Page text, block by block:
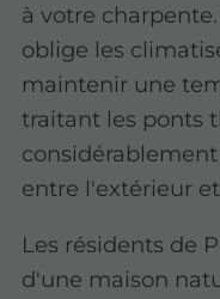
à votre
oblige les
maintenir une
traitant les ponts
entre l'extérieur
Les résidents de
d'une maison